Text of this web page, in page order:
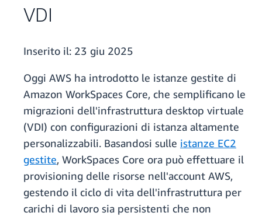
VDI
Inserito il: 23 giu 2025
Oggi AWS ha introdotto le istanze gestite di
Amazon WorkSpaces Core, che semplificano le
migrazioni dell'infrastruttura desktop virtuale
(VDI) con configurazioni di istanza altamente
personalizzabili. Basandosi sulle istanze EC2
gestite, WorkSpaces Core ora può effettuare il
provisioning delle risorse nell'account AWS,
gestendo il ciclo di vita dell'infrastruttura per
carichi di lavoro sia persistenti che non